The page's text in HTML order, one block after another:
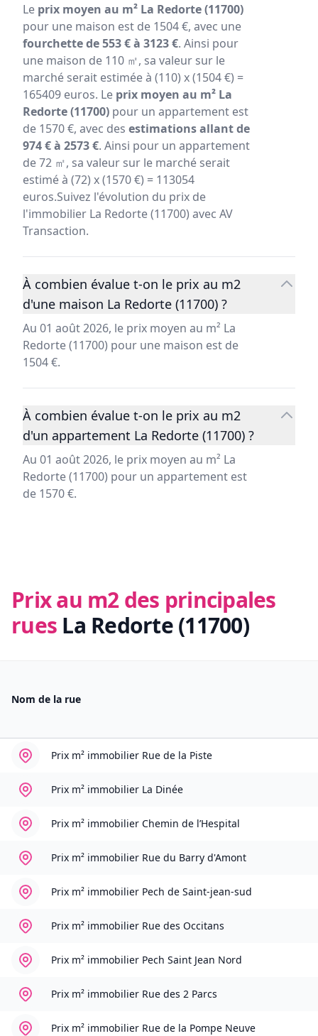
Le prix moyen au m² La Redorte (11700)
pour une maison est de 1504 €, avec une
fourchette de 553 € à 3123 €. Ainsi pour
une maison de 110 ㎡, sa valeur sur le
marché serait estimée à (110) x (1504 €) =
165409 euros. Le prix moyen au m² La
Redorte (11700) pour un appartement est
de 1570 €, avec des estimations allant de
974 € à 2573 €. Ainsi pour un appartement
de 72 ㎡, sa valeur sur le marché serait
estimé à (72) x (1570 €) = 113054
euros.Suivez l'évolution du prix de
l'immobilier La Redorte (11700) avec AV
Transaction.
À combien évalue t-on le prix au m2
d'une maison La Redorte (11700) ?
Au 01 août 2026, le prix moyen au m² La
Redorte (11700) pour une maison est de
1504 €.
À combien évalue t-on le prix au m2
d'un appartement La Redorte (11700) ?
Au 01 août 2026, le prix moyen au m² La
Redorte (11700) pour un appartement est
de 1570 €.
Prix au m2 des principales
rues La Redorte (11700)
Nom de la rue
Prix m² immobilier Rue de la Piste
Prix m² immobilier La Dinée
Prix m² immobilier Chemin de l’Hespital
Prix m² immobilier Rue du Barry d'Amont
Prix m² immobilier Pech de Saint-jean-sud
Prix m² immobilier Rue des Occitans
Prix m² immobilier Pech Saint Jean Nord
Prix m² immobilier Rue des 2 Parcs
Prix m² immobilier Rue de la Pompe Neuve